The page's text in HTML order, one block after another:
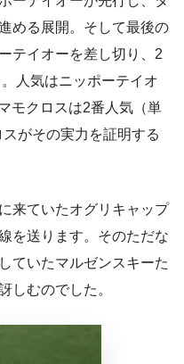
める展開。そして最後の
テイオーを差し切り、2
人気はニッポーテイオ
モクロスは2番人気（単
がその実力を証明する
来ていたオグリキャップ
を送ります。そのただな
ていたマルゼンスキーた
しむのでした。